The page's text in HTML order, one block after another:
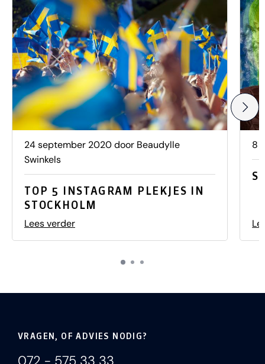
24 september 2020 door Beaudylle
Swinkels
TOP 5 INSTAGRAM PLEKJES IN
STOCKHOLM
Lees verder
8
VRAGEN, OF ADVIES NODIG?